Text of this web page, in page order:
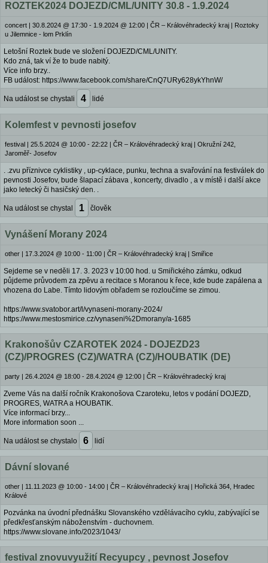
ROZTEK2024 DOJEZD/CML/UNITY 30.8 - 1.9.2024
concert | 30.8.2024 @ 17:30 - 1.9.2024 @ 12:00 | ČR – Královéhradecký kraj | Roztoky
u Jilemnice - lom Prklín
Letošní Roztek bude ve složení DOJEZD/CML/UNITY.
Kdo zná, tak ví že to bude nabitý.
Více info brzy..
FB událost: https://www.facebook.com/share/CnQ7URy628ykYhnW/
Na událost se chystali 4 lidé
Kolemfest v pevnosti josefov
festival | 25.5.2024 @ 10:00 - 22:22 | ČR – Královéhradecký kraj | Okružní 242,
Jaroměř- Josefov
. .zvu příznivce cyklistiky , up-cyklace, punku, techna a svařování na festiválek do
pevnosti Josefov, bude šlapací zábava , koncerty, divadlo , a v místě i další akce
jako letecký či hasičský den. .
Na událost se chystal 1 člověk
Vynášení Morany 2024
other | 17.3.2024 @ 10:00 - 11:00 | ČR – Královéhradecký kraj | Smiřice
Sejdeme se v neděli 17. 3. 2023 v 10:00 hod. u Smiřického zámku, odkud
půjdeme průvodem za zpěvu a recitace s Moranou k řece, kde bude zapálena a
vhozena do Labe. Tímto lidovým obřadem se rozloučíme se zimou.
https://www.svatobor.art/l/vynaseni-morany-2024/
https://www.mestosmirice.cz/vynaseni%2Dmorany/a-1685
Krakonošův CZAROTEK 2024 - DOJEZD23
(CZ)/PROGRES (CZ)/WATRA (CZ)/HOUBATIK (DE)
party | 26.4.2024 @ 18:00 - 28.4.2024 @ 12:00 | ČR – Královéhradecký kraj
Zveme Vás na další ročník Krakonošova Czaroteku, letos v podání DOJEZD,
PROGRES, WATRA a HOUBATIK.
Více informací brzy...
More information soon ...
Na událost se chystalo 6 lidí
Dávní slované
other | 11.11.2023 @ 10:00 - 14:00 | ČR – Královéhradecký kraj | Hořická 364, Hradec
Králové
Pozvánka na úvodní přednášku Slovanského vzdělávacího cyklu, zabývající se
předkřesťanským náboženstvím - duchovnem.
https://www.slovane.info/2023/1043/
festival znovuvyužití Recyupcy , pevnost Josefov